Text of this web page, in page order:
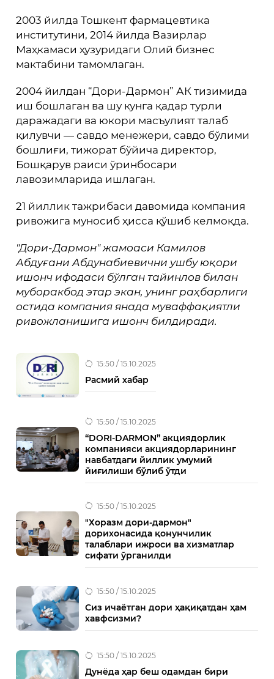
2003 йилда Тошкент фармацевтика
институтини, 2014 йилда Вазирлар
Маҳкамаси ҳузуридаги Олий бизнес
мактабини тамомлаган.
2004 йилдан “Дори-Дармон” АК тизимида
иш бошлаган ва шу кунга қадар турли
даражадаги ва юкори масъулият талаб
қилувчи — савдо менежери, савдо бўлими
бошлиғи, тижорат бўйича директор,
Бошқарув раиси ўринбосари
лавозимларида ишлаган.
21 йиллик тажрибаси давомида компания
ривожига муносиб ҳисса қўшиб келмоқда.
"Дори-Дармон" жамоаси Камилов
Абдуғани Абдунабиевични ушбу юқори
ишонч ифодаси бўлган тайинлов билан
муборакбод этар экан, унинг раҳбарлиги
остида компания янада муваффақиятли
ривожланишига ишонч билдиради.
15:50 / 15.10.2025
Расмий хабар
15:50 / 15.10.2025
“DORI-DARMON” акциядорлик
компанияси акциядорларининг
навбатдаги йиллик умумий
йиғилиши бўлиб ўтди
15:50 / 15.10.2025
"Хоразм дори-дармон"
дорихонасида қонунчилик
талаблари ижроси ва хизматлар
сифати ўрганилди
15:50 / 15.10.2025
Сиз ичаётган дори ҳақиқатдан ҳам
хавфсизми?
15:50 / 15.10.2025
Дунёда ҳар беш одамдан бири